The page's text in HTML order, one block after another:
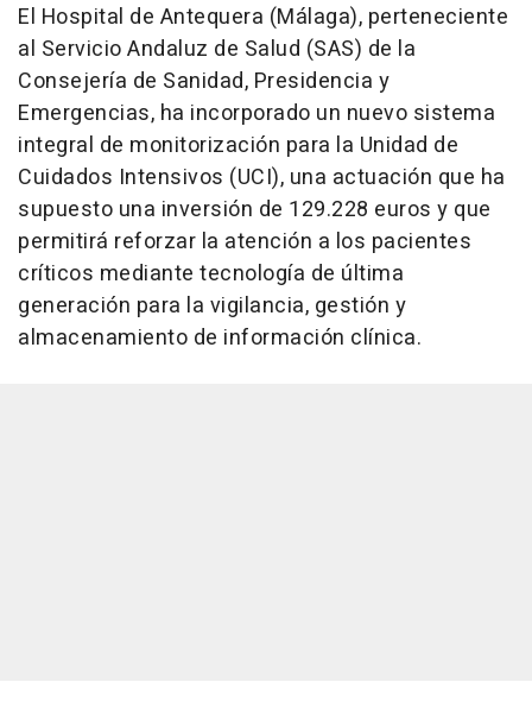
El Hospital de Antequera (Málaga), perteneciente
al Servicio Andaluz de Salud (SAS) de la
Consejería de Sanidad, Presidencia y
Emergencias, ha incorporado un nuevo sistema
integral de monitorización para la Unidad de
Cuidados Intensivos (UCI), una actuación que ha
supuesto una inversión de 129.228 euros y que
permitirá reforzar la atención a los pacientes
críticos mediante tecnología de última
generación para la vigilancia, gestión y
almacenamiento de información clínica.